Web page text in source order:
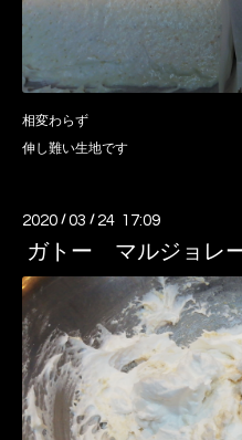
相変わらず
伸し難い生地です
2020 /03 / 24 17:09
ガトー マルジョ